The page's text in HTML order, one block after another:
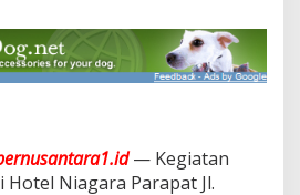
2
2
— Kegiatan
Hotel Niagara Parapat Jl.